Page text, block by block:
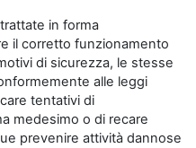
in forma
il corretto funzionamento
di sicurezza, le stesse
alle leggi
tentativi di
medesimo o di recare
prevenire attività dannose